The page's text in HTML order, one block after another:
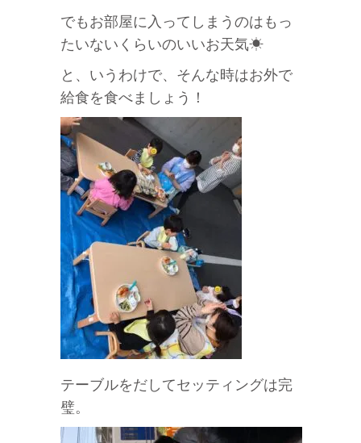
でもお部屋に入ってしまうのはもっ
たいないくらいのいいお天気☀
と、いうわけで、そんな時はお外で
給食を食べましょう！
テーブルをだしてセッティングは完
璧。